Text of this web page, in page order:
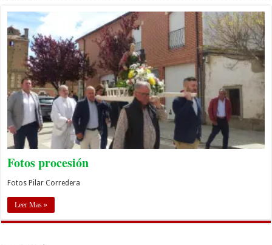
Fotos procesión
Fotos Pilar Corredera
Leer Mas »